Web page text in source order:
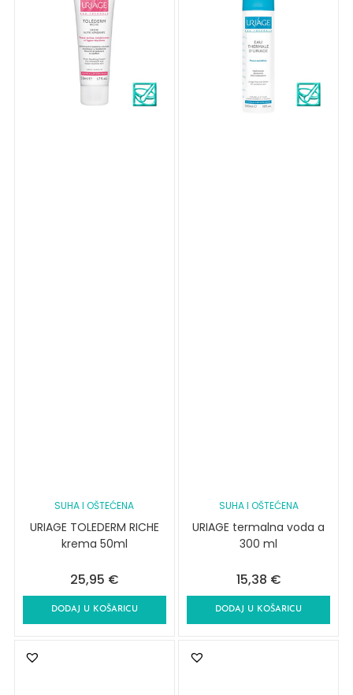
SUHA I OŠTEĆENA
URIAGE TOLEDERM RICHE
krema 50ml
25,95 €
DODAJ U KOŠARICU
SUHA I OŠTEĆENA
URIAGE termalna voda a
300 ml
15,38 €
DODAJ U KOŠARICU